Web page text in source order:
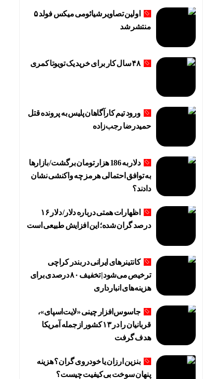
اولین تصاویر شیائومی میکس فولد ۵
منتشر شد
۴۸ سال کار برای خرید یک تویوتا کمری
ورود تیم کارآگاهان پلیس به پرونده قتل
حمیدرضا رجب‌زاده
دلار به 186 هزار تومان برگشت/ بازارها
به توافق احتمالی هرمز چه واکنشی نشان
دادند؟
اظهارات همتی درباره دلار/ دلار ۱۶
درصد گران شده؛ این افزایش طبیعی است
کانتینرهای ایرانی در بندر کراچی
ترخیص می‌شود| تخفیف ۸۰ درصدی برای
هزینه‌های انبارداری
جاسوس‌افزار چینی «لایت‌اسپای»،
قربانیان را در ۱۳ کشور ازجمله آمریکا
هدف گرفت
بنزین ارزان یا خودروی گران؟ هزینه
پنهان سوخت بی‌کیفیت چیست؟